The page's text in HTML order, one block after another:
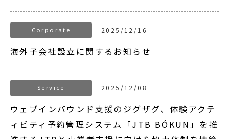
Corporate 2025/12/16
海外子会社設立に関するお知らせ
Service 2025/12/08
ウェブインバウンド支援のジグザグ、体験アクテ
ィビティ予約管理システム「JTB BÓKUN」を推